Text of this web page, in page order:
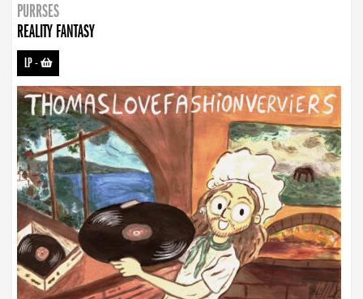
PURRSES
REALITY FANTASY
LP-